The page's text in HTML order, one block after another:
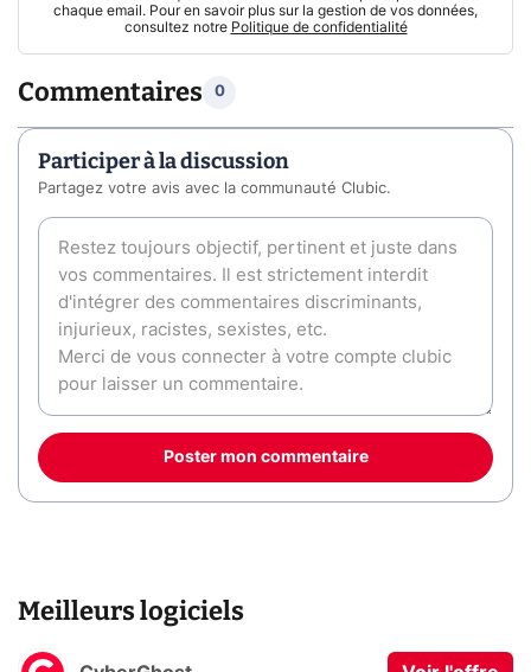
chaque email. Pour en savoir plus sur la gestion de vos données,
consultez notre Politique de confidentialité
Commentaires 0
Participer à la discussion
Partagez votre avis avec la communauté Clubic.
Poster mon commentaire
Meilleurs logiciels